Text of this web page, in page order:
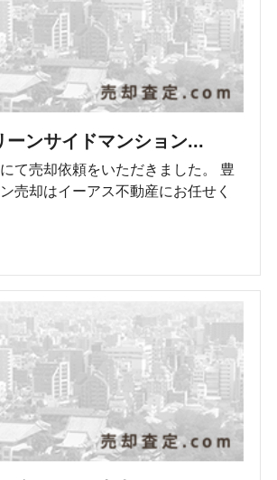
ーンサイドマンション...
て売却依頼をいただきました。 豊
売却はイーアス不動産にお任せく